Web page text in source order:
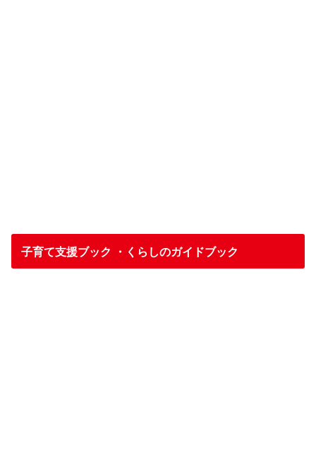
子育て支援ブック ・くらしのガイドブック